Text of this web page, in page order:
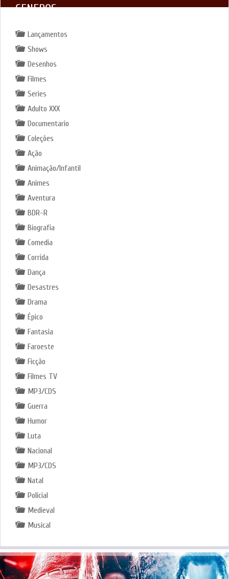
GENEROS
Lançamentos
Shows
Desenhos
Filmes
Series
Adulto XXX
Documentario
Coleções
Ação
Animação/Infantil
Animes
Aventura
BDR-R
Biografia
Comedia
Corrida
Dança
Desastres
Drama
Épico
Fantasia
Faroeste
Ficção
Filmes TV
MP3/CDS
Guerra
Humor
Luta
Nacional
MP3/CDS
Natal
Policial
Medieval
Musical